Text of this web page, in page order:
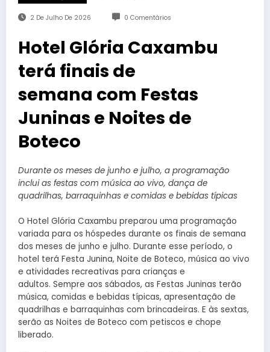
2 De Julho De 2026 0 Comentários
Hotel Glória Caxambu
terá finais de
semana com Festas
Juninas e Noites de
Boteco
Durante os meses de junho e julho, a programação
inclui as festas com música ao vivo, dança de
quadrilhas, barraquinhas e comidas e bebidas típicas
O Hotel Glória Caxambu preparou uma programação
variada para os hóspedes durante os finais de semana
dos meses de junho e julho. Durante esse período, o
hotel terá Festa Junina, Noite de Boteco, música ao vivo
e atividades recreativas para crianças e
adultos. Sempre aos sábados, as Festas Juninas terão
música, comidas e bebidas típicas, apresentação de
quadrilhas e barraquinhas com brincadeiras. E às sextas,
serão as Noites de Boteco com petiscos e chope
liberado.